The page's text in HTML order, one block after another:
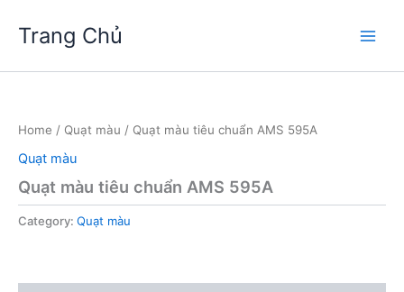
Trang Chủ
Home / Quạt màu / Quạt màu tiêu chuẩn AMS 595A
Quạt màu
Quạt màu tiêu chuẩn AMS 595A
Category: Quạt màu